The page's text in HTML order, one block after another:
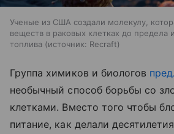
Ученые из США создали молекулу,
веществ в раковых клетках до предела
топлива
источник: Recraft
Группа химиков и биологов
необычный способ борьбы со
клетками. Вместо того чтобы
питание, как делали